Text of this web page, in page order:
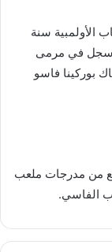
الأولمبية سنة
سجل في مرمى
ودي سنة 2018، وهز شباك بوركينا فاسو
من مدرجات ملعب
الفاسي.